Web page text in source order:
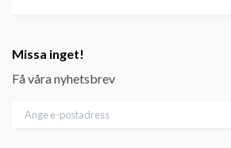
Missa inget!
Få våra nyhetsbrev